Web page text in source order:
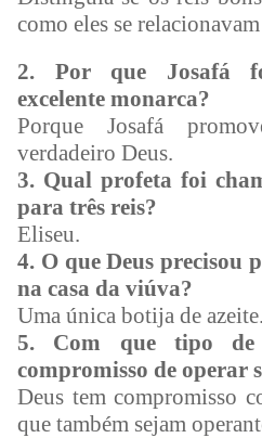
como eles se
2. Por que Josafá
excelente monarca?
Porque Josafá
verdadeiro Deus.
3. Qual profeta foi
para três reis?
Eliseu.
4. O que Deus precisou
na casa da viúva?
Uma única botija de azeite.
5. Com que tipo de
compromisso de operar
Deus tem compromisso
que também sejam